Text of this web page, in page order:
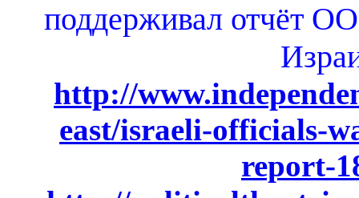
поддерживал отчёт
http://
east/israeli-officials-
report-